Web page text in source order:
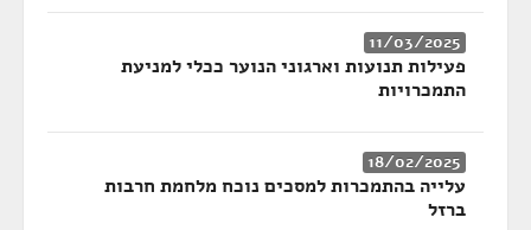
11/03/2025
פעילות תנועות וארגוני הנוער ככלי למניעת
התמכרויות
18/02/2025
עלייה בהתמכרות למסכים נוכח מלחמת חרבות
ברזל